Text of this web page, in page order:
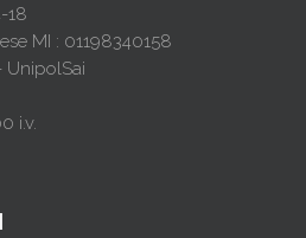
18
MI : 01198340158
UnipolSai
i.v.